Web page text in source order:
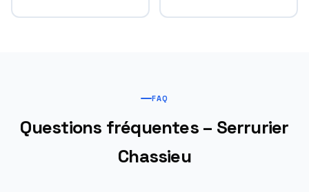
FAQ
Questions fréquentes – Serrurier
Chassieu